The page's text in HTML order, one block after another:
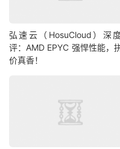
弘速云（HosuCloud）深
评：AMD EPYC 强悍性能，
价真香！